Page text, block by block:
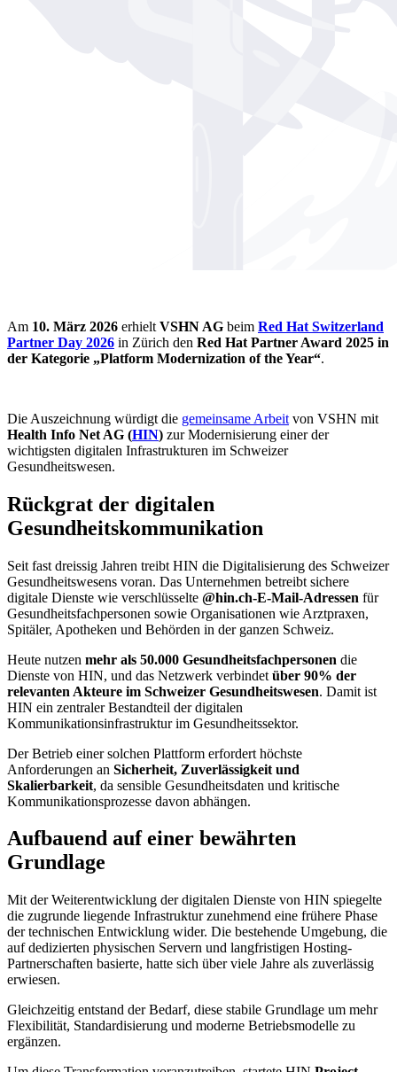
Am 10. März 2026 erhielt VSHN AG beim Red Hat Switzerland
Partner Day 2026 in Zürich den Red Hat Partner Award 2025 in
der Kategorie „Platform Modernization of the Year“.
Die Auszeichnung würdigt die gemeinsame Arbeit von VSHN mit
Health Info Net AG (HIN) zur Modernisierung einer der
wichtigsten digitalen Infrastrukturen im Schweizer
Gesundheitswesen.
Rückgrat der digitalen
Gesundheitskommunikation
Seit fast dreissig Jahren treibt HIN die Digitalisierung des Schweizer
Gesundheitswesens voran. Das Unternehmen betreibt sichere
digitale Dienste wie verschlüsselte @hin.ch-E-Mail-Adressen für
Gesundheitsfachpersonen sowie Organisationen wie Arztpraxen,
Spitäler, Apotheken und Behörden in der ganzen Schweiz.
Heute nutzen mehr als 50.000 Gesundheitsfachpersonen die
Dienste von HIN, und das Netzwerk verbindet über 90% der
relevanten Akteure im Schweizer Gesundheitswesen. Damit ist
HIN ein zentraler Bestandteil der digitalen
Kommunikationsinfrastruktur im Gesundheitssektor.
Der Betrieb einer solchen Plattform erfordert höchste
Anforderungen an Sicherheit, Zuverlässigkeit und
Skalierbarkeit, da sensible Gesundheitsdaten und kritische
Kommunikationsprozesse davon abhängen.
Aufbauend auf einer bewährten
Grundlage
Mit der Weiterentwicklung der digitalen Dienste von HIN spiegelte
die zugrunde liegende Infrastruktur zunehmend eine frühere Phase
der technischen Entwicklung wider. Die bestehende Umgebung, die
auf dedizierten physischen Servern und langfristigen Hosting-
Partnerschaften basierte, hatte sich über viele Jahre als zuverlässig
erwiesen.
Gleichzeitig entstand der Bedarf, diese stabile Grundlage um mehr
Flexibilität, Standardisierung und moderne Betriebsmodelle zu
ergänzen.